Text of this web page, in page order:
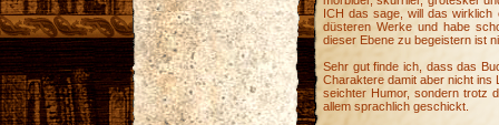
ICH das sage, will das wirklich
düsteren Werke und habe
dieser Ebene zu begeistern ist
Sehr gut finde ich, dass das
Charaktere damit aber nicht ins
seichter Humor, sondern trotz
allem sprachlich geschickt.